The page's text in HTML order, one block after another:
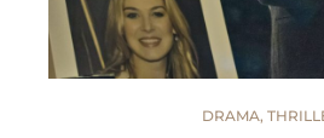
DRAMA,